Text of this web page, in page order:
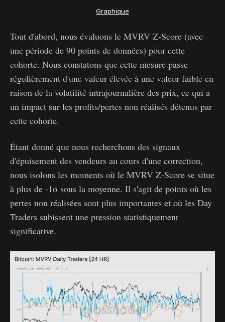
Graphique
Tout d'abord, nous évaluons le MVRV Z-Score (avec
une période de 90 points de données) pour cette
cohorte. Nous constatons que cette mesure passe
régulièrement d'une valeur élevée à une valeur faible en
raison de la volatilité intrajournalière des prix, ce qui a
un impact sur les profits/pertes non réalisés détenus par
cette cohorte.
Étant donné que nous recherchons des signaux
d'épuisement des vendeurs au cours d'une correction,
nous isolons les moments où le MVRV Z-Score se situe
à plus de -1σ sous la moyenne. Il s'agit de points où les
pertes non réalisées sont plus importantes et où les Day
Traders subissent une pression statistiquement
significative.